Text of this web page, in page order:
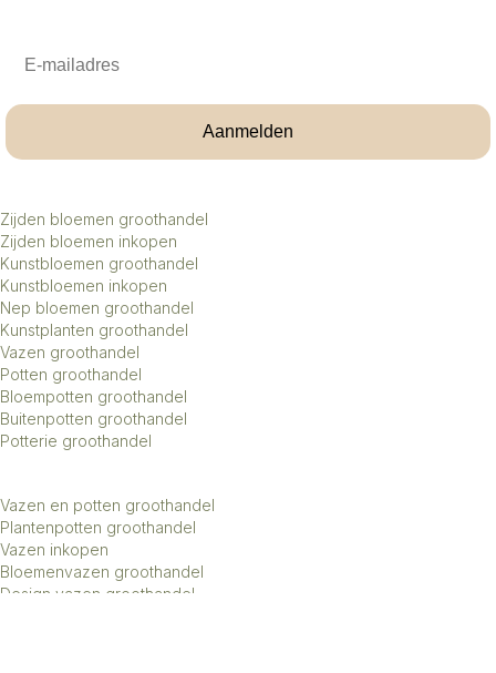
Aanmelden
Zijden bloemen groothandel
Zijden bloemen inkopen
Kunstbloemen groothandel
Kunstbloemen inkopen
Nep bloemen groothandel
Kunstplanten groothandel
Vazen groothandel
Potten groothandel
Bloempotten groothandel
Buitenpotten groothandel
Potterie groothandel
Vazen en potten groothandel
Plantenpotten groothandel
Vazen inkopen
Bloemenvazen groothandel
Design vazen groothandel